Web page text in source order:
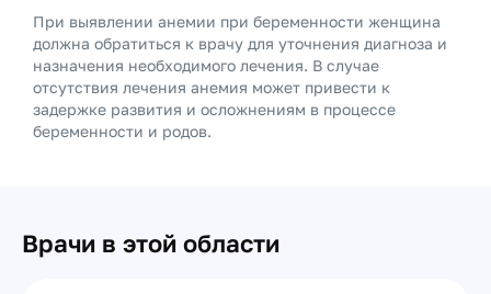
При выявлении анемии при беременности женщина
должна обратиться к врачу для уточнения диагноза и
назначения необходимого лечения. В случае
отсутствия лечения анемия может привести к
задержке развития и осложнениям в процессе
беременности и родов.
Врачи в этой области